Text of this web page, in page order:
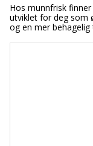
Hos munnfrisk
utviklet for deg som
og en mer